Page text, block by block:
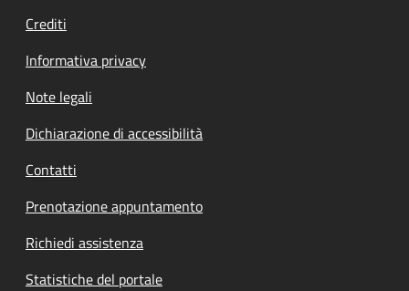
Crediti
Informativa privacy
Note legali
Dichiarazione di accessibilità
Contatti
Prenotazione appuntamento
Richiedi assistenza
Statistiche del portale